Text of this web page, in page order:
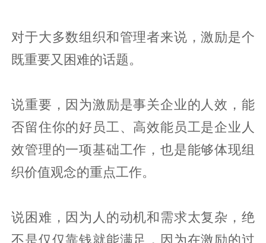
对于大多数组织和管理者来说，激励是个
既重要又困难的话题。
说重要，因为激励是事关企业的人效，能
否留住你的好员工、高效能员工是企业人
效管理的一项基础工作，也是能够体现组
织价值观念的重点工作。
说困难，因为人的动机和需求太复杂，绝
不是仅仅靠钱就能满足，因为在激励的过